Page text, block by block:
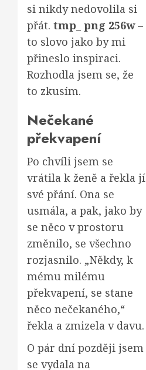
si nikdy nedovolila si
přát. tmp_ png 256w–
to slovo jako by mi
přineslo inspiraci.
Rozhodla jsem se, že
to zkusím.
Nečekané
překvapení
Po chvíli jsem se
vrátila k ženě a řekla jí
své přání. Ona se
usmála, a pak, jako by
se něco v prostoru
změnilo, se všechno
rozjasnilo. „Někdy, k
mému milému
překvapení, se stane
něco nečekaného,“
řekla a zmizela v davu.
O pár dní později jsem
se vydala na